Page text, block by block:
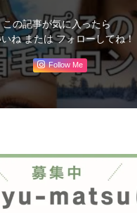
この記事が気に入ったら
ね または フォローしてね！
Follow Me